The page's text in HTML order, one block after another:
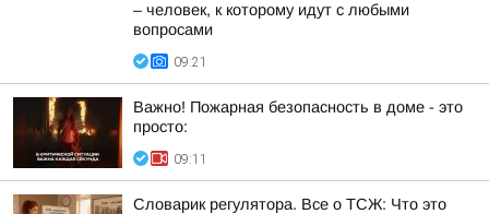
– человек, к которому идут с любыми
вопросами
09:21
Важно! Пожарная безопасность в доме - это
просто:
09:11
Словарик регулятора. Все о ТСЖ: Что это